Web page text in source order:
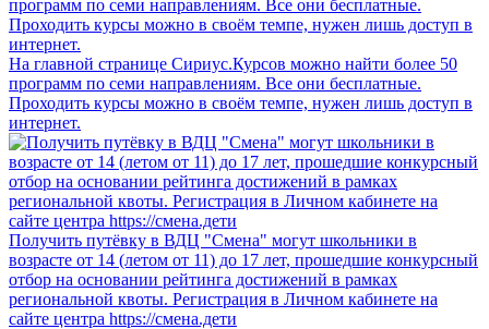
На главной странице Сириус.Курсов можно найти более 50
программ по семи направлениям. Все они бесплатные.
Проходить курсы можно в своём темпе, нужен лишь доступ в
интернет.
Получить путёвку в ВДЦ "Смена" могут школьники в
возрасте от 14 (летом от 11) до 17 лет, прошедшие конкурсный
отбор на основании рейтинга достижений в рамках
региональной квоты. Регистрация в Личном кабинете на
сайте центра https://смена.дети